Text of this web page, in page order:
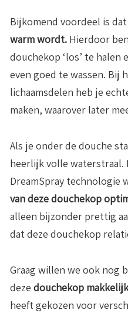
Bijkomend voordeel is dat
warm wordt. Hierdoor
douchekop ‘los’ te halen
even goed te wassen. Bij
lichaamsdelen heb je
maken, waarover later
Als je onder de douche
heerlijk volle waterstraal.
DreamSpray technologie
van deze douchekop
alleen bijzonder prettig
dat deze douchekop
Graag willen we ook nog
deze douchekop
heeft gekozen voor